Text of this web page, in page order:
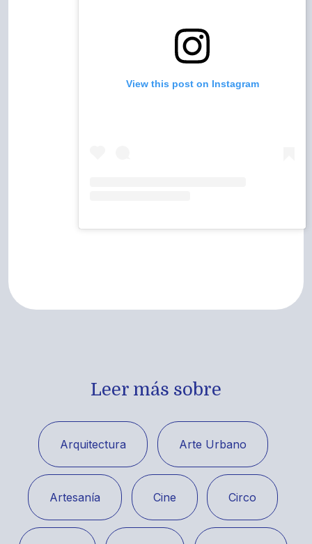
View this post on Instagram
Leer más sobre
Arquitectura Arte Urbano
Artesanía Cine Circo